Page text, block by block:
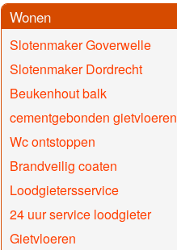
Wonen
Slotenmaker Goverwelle
Slotenmaker Dordrecht
Beukenhout balk
cementgebonden gietvloeren
Wc ontstoppen
Brandveilig coaten
Loodgietersservice
24 uur service loodgieter
Gietvloeren